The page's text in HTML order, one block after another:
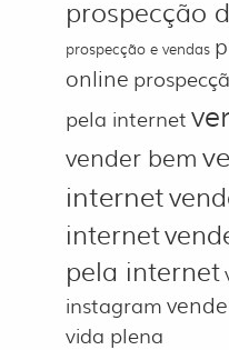
prospecção
prospecção e vendas
online
pela internet
vender bem
internet
internet
pela internet
instagram
vida plena